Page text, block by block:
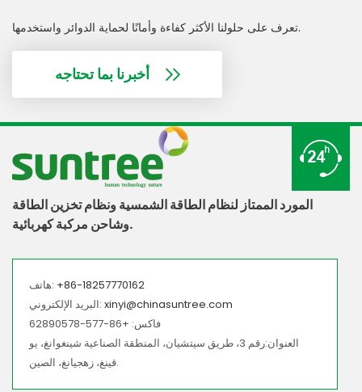
تعرف على حلولنا الأكثر كفاءة وأمانًا لحماية الدوائر واستخدمها.
أخبرنا بما تحتاجه
المورد الممتاز لنظام الطاقة الشمسية ونظام تخزين الطاقة
وشاحن مركبة كهربائية.
هاتف: +86-18257770162
البريد الإلكتروني: xinyi@chinasuntree.com
فاكس: +86-577-62890578
العنوان:رقم 3، طريق سيتشيان، المنطقة الصناعية شينغوانغ، يو
قينغ، زهجيانغ، الصين.